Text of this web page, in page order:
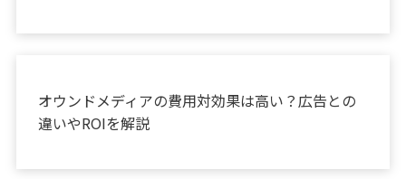
オウンドメディアの費用対効果は高い？広告との
違いやROIを解説